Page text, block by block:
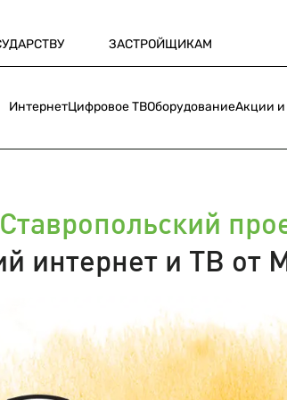
ЗАСТРОЙЩИКАМ
ИнтернетЦифровое ТВОборудованиеАкции и
Ставропольский
интернет и ТВ от